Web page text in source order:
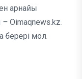
арнайы
Oimaqnews.kz.
берері мол.